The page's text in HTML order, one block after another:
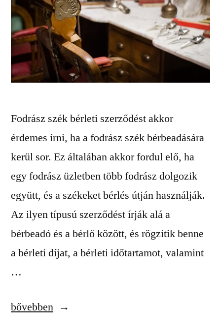
Fodrász szék bérleti szerződést akkor
érdemes írni, ha a fodrász szék bérbeadására
kerül sor. Ez általában akkor fordul elő, ha
egy fodrász üzletben több fodrász dolgozik
együtt, és a székeket bérlés útján használják.
Az ilyen típusú szerződést írják alá a
bérbeadó és a bérlő között, és rögzítik benne
a bérleti díjat, a bérleti időtartamot, valamint
…
„Fodrász
bővebben